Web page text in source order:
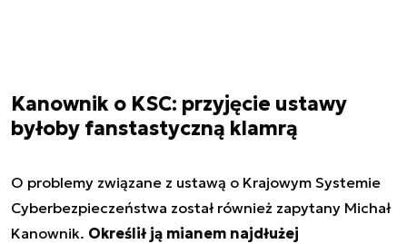
Kanownik o KSC: przyjęcie ustawy
byłoby fanstastyczną klamrą
O problemy związane z ustawą o Krajowym Systemie
Cyberbezpieczeństwa został również zapytany Michał
Kanownik. Określił ją mianem najdłużej